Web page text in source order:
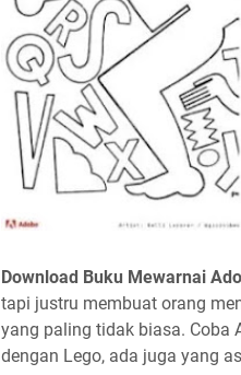
Download Buku Mewarnai
tapi justru membuat orang
yang paling tidak biasa. Coba
dengan Lego, ada juga yang